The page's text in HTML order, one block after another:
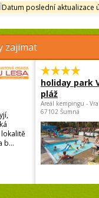
Datum poslední aktualizace
zajímat
b...
holiday park
pláž
Areál kempingu -
67102 Šumná